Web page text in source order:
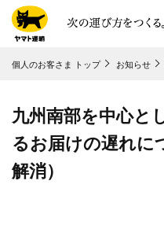
ページ本⽂に移動
個人のお客さま トップ お知らせ
九州南部を中心と
るお届けの遅れに
解消）